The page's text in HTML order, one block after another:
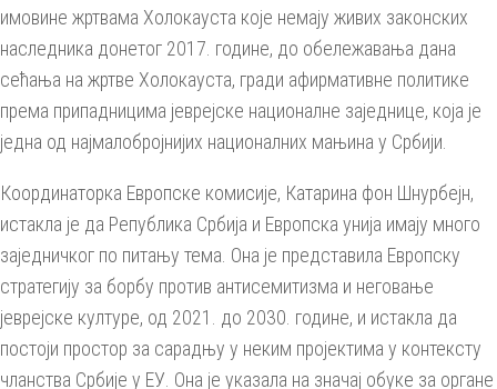
имовине жртвама Холокауста које немају живих законских
наследника донетог 2017. године, до обележавања дана
сећања на жртве Холокауста, гради афирмативне политике
према припадницима јеврејске националне заједнице, која је
једна од најмалобројнијих националних мањина у Србији.
Координаторка Европске комисије, Катарина фон Шнурбејн,
истакла је да Република Србија и Европска унија имају много
заједничког по питању тема. Она је представила Европску
стратегију за борбу против антисемитизма и неговање
јеврејске културе, од 2021. до 2030. године, и истакла да
постоји простор за сарадњу у неким пројектима у контексту
чланства Србије у ЕУ. Она је указала на значај обуке за органе